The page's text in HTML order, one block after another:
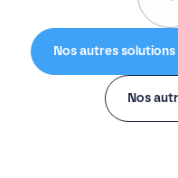
Nos autres
Nos